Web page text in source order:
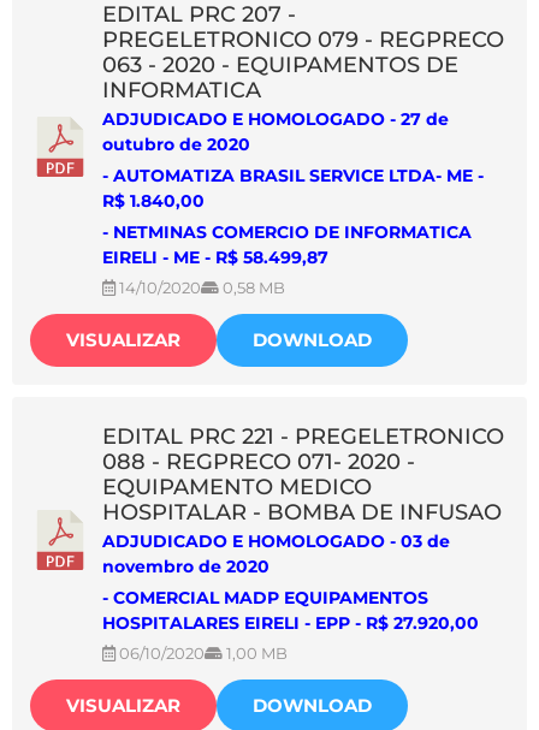
EDITAL PRC 207 -
PREGELETRONICO 079 - REGPRECO
063 - 2020 - EQUIPAMENTOS DE
INFORMATICA
ADJUDICADO E HOMOLOGADO - 27 de
outubro de 2020
- AUTOMATIZA BRASIL SERVICE LTDA- ME -
R$ 1.840,00
- NETMINAS COMERCIO DE INFORMATICA
EIRELI - ME - R$ 58.499,87
14/10/2020 0,58 MB
VISUALIZAR DOWNLOAD
EDITAL PRC 221 - PREGELETRONICO
088 - REGPRECO 071- 2020 -
EQUIPAMENTO MEDICO
HOSPITALAR - BOMBA DE INFUSAO
ADJUDICADO E HOMOLOGADO - 03 de
novembro de 2020
- COMERCIAL MADP EQUIPAMENTOS
HOSPITALARES EIRELI - EPP - R$ 27.920,00
06/10/2020 1,00 MB
VISUALIZAR DOWNLOAD